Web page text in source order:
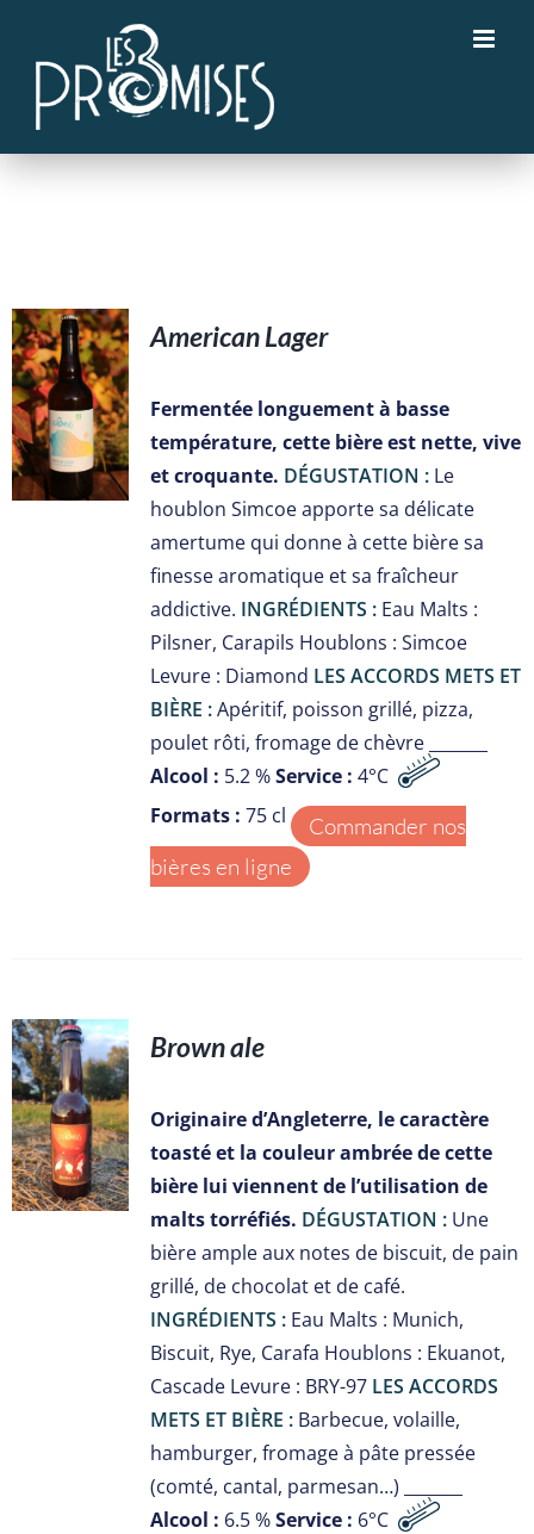
contenu
American Lager
Fermentée longuement à basse
température, cette bière est nette, vive
et croquante. DÉGUSTATION :Le
houblon Simcoe apporte sa délicate
amertume qui donne à cette bière sa
finesse aromatique et sa fraîcheur
addictive. INGRÉDIENTS :Eau Malts :
Pilsner, Carapils Houblons : Simcoe
Levure : Diamond LES ACCORDS METS ET
BIÈRE :Apéritif, poisson grillé, pizza,
poulet rôti, fromage de chèvre _______
Alcool : 5.2 %Service : 4°C
Formats : 75 cl
Commander nos
bières en ligne
Brown ale
Originaire d’Angleterre, le caractère
toasté et la couleur ambrée de cette
bière lui viennent de l’utilisation de
malts torréfiés. DÉGUSTATION :Une
bière ample aux notes de biscuit, de pain
grillé, de chocolat et de café.
INGRÉDIENTS :Eau Malts : Munich,
Biscuit, Rye, Carafa Houblons : Ekuanot,
Cascade Levure : BRY-97 LES ACCORDS
METS ET BIÈRE :Barbecue, volaille,
hamburger, fromage à pâte pressée
(comté, cantal, parmesan…) _______
Alcool : 6.5 %Service : 6°C